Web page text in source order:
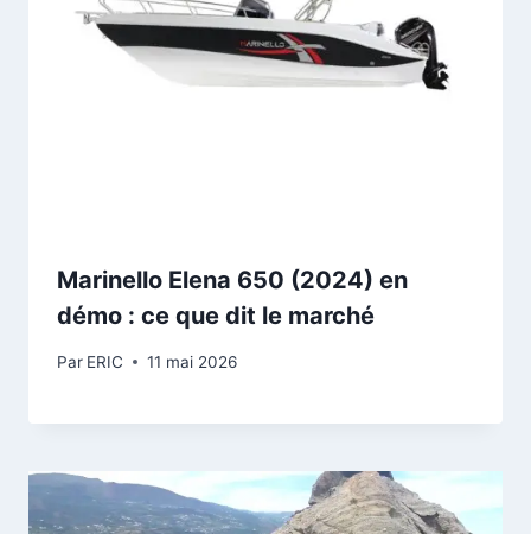
Marinello Elena 650 (2024) en
démo : ce que dit le marché
Par ERIC 11 mai 2026